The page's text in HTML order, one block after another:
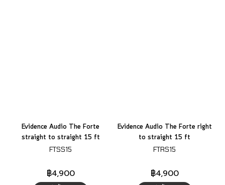
Evidence Audio The Forte
straight to straight 15 ft
FTSS15
฿4,900
Evidence Audio The Forte right
to straight 15 ft
FTRS15
฿4,900